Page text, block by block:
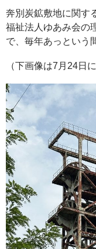
奔別炭鉱敷地に関す
福祉法人ゆあみ会の
で、毎年あっという
（下画像は7月24日